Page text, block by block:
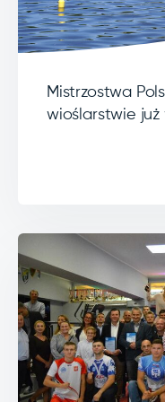
Mistrzostwa
wioślarstwie już